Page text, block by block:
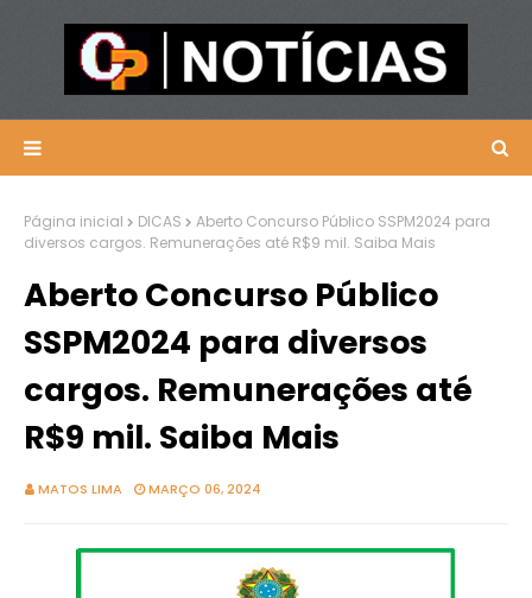
Página inicial DICAS
Aberto Concurso Público SSPM2024 para
diversos cargos. Remunerações até R$9 mil. Saiba Mais
Aberto Concurso Público
SSPM2024 para diversos
cargos. Remunerações até
R$9 mil. Saiba Mais
MATOS LIMA MARÇO 06, 2024